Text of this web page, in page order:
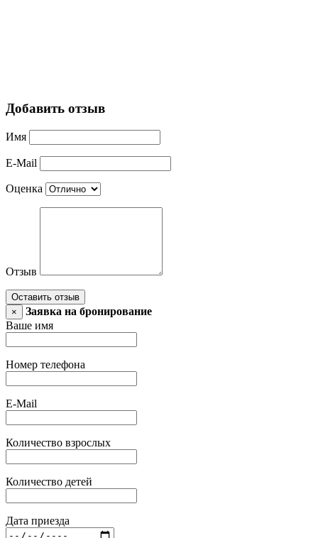
Добавить отзыв
Имя
E-Mail
Оценка
Отзыв
Оставить отзыв
×
Заявка на бронирование
Ваше имя
Номер телефона
E-Mail
Количество взрослых
Количество детей
Дата приезда